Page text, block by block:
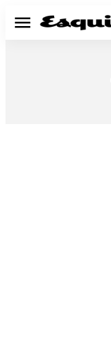
Menú